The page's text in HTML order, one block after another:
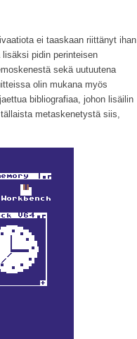
ei taaskaan riittänyt ihan
pidin perinteisen
sekä uutuutena
olin mukana myös
bibliografiaa, johon lisäilin
metaskenetystä siis,